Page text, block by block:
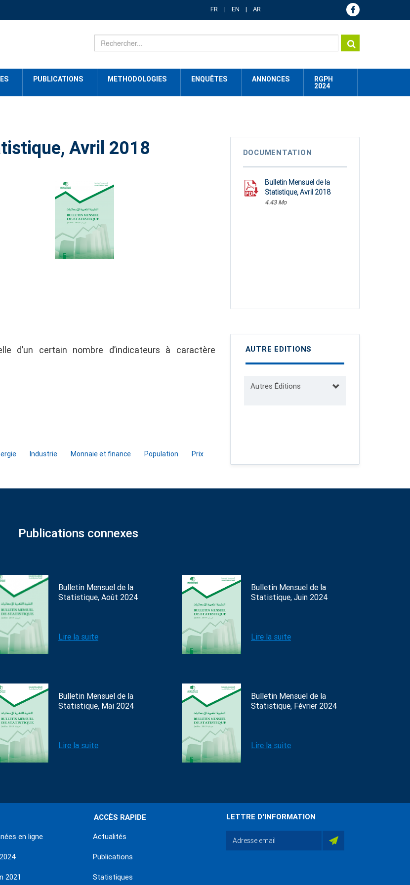
FR EN AR
PUBLICATIONS METHODOLOGIES ENQUÊTES ANNONCES
RGPH
2024
Avril 2018
d’un certain nombre d’indicateurs à caractère
Industrie Monnaie et finance Population
Prix
DOCUMENTATION
Bulletin Mensuel de la
Statistique, Avril 2018
4.43 Mo
AUTRE EDITIONS
Autres Éditions
Publications connexes
Bulletin Mensuel de la
Statistique, Août 2024
Lire la suite
Bulletin Mensuel de la
Statistique, Juin 2024
Lire la suite
Bulletin Mensuel de la
Statistique, Mai 2024
Lire la suite
Bulletin Mensuel de la
Statistique, Février 2024
Lire la suite
en ligne
2021
ACCÈS RAPIDE
Actualités
Publications
Statistiques
LETTRE D'INFORMATION